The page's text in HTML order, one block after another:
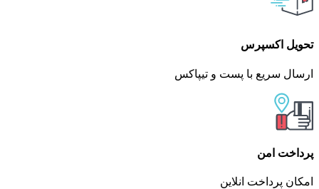
تحویل اکسپرس
ارسال سریع با پست و تیپاکس
پرداخت امن
امکان پرداخت انلاین